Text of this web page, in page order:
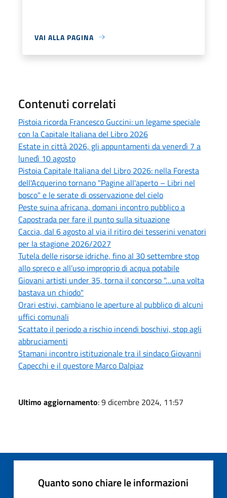
VAI ALLA PAGINA
Contenuti correlati
Pistoia ricorda Francesco Guccini: un legame speciale
con la Capitale Italiana del Libro 2026
Estate in città 2026, gli appuntamenti da venerdì 7 a
lunedì 10 agosto
Pistoia Capitale Italiana del Libro 2026: nella Foresta
dell'Acquerino tornano "Pagine all'aperto – Libri nel
bosco" e le serate di osservazione del cielo
Peste suina africana, domani incontro pubblico a
Capostrada per fare il punto sulla situazione
Caccia, dal 6 agosto al via il ritiro dei tesserini venatori
per la stagione 2026/2027
Tutela delle risorse idriche, fino al 30 settembre stop
allo spreco e all’uso improprio di acqua potabile
Giovani artisti under 35, torna il concorso "…una volta
bastava un chiodo"
Orari estivi, cambiano le aperture al pubblico di alcuni
uffici comunali
Scattato il periodo a rischio incendi boschivi, stop agli
abbruciamenti
Stamani incontro istituzionale tra il sindaco Giovanni
Capecchi e il questore Marco Dalpiaz
Ultimo aggiornamento: 9 dicembre 2024, 11:57
Quanto sono chiare le informazioni